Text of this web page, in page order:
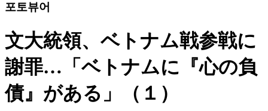
포토뷰어
文大統領、ベトナム戦参戦に
謝罪…「ベトナムに『心の負
債』がある」（１）